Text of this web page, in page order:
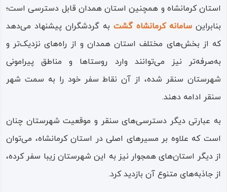
پل باستانی نجوبران نیز که در مسیربیستون
به سنقر واقع شده
هم یکی از جاذبه‌های دیدنی‌ اطراف سنقر است. در نزدیکی
روستای گردشگری ورمقان آبشار دیگری به نام آبشار گینشاپسند
واقع است که از جمله زیباترین آبشارهای طبیعی و فصلی
منطقه است. تپه سراب گلویچ، کوه سهیل هم از دیگر نقاط
فرهنگ، سنت و زبان مردم سنقر
مردم سنقر در زبان، گویش، سبک زندگی و دیگر مظاهر فرهنگی
از تنوع و گوناگونی برخوردارند؛ از نظر مذهبی و اعتقادات و
استان کرمانشاه و همچنین استان همدان قابل دسترسی است؛
بنابراین سامانه کرمانشاه‌ گشت به گردشگران پیشنهاد می‌دهد
که از بخش‌های مختلف استان‌ همدان و از راه‌های نزدیک‌تر و
به‌صرفه‌تر نیز می‌توانند وارد روستاها و مناطق پیرامونی
شهرستان سنقر شده، از آن نقاط سفر خود را به سمت شهر
سنقر ادامه دهند.
به عبارتی دیگر دسترسی‌های سنقر و موقعیت شهرستان چنان
است که علاوه‌ بر مسیرهای اصلی در استان کرمانشاه، می‌توان
از دیگر استان‌های همجوار نیز به این شهرستان زیبا سفر کرده،
از جاذبه‌های متنوع آن بازدید کرد.